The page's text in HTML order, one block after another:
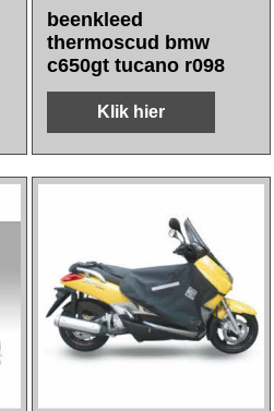
beenkleed
thermoscud bmw
c650gt tucano r098
Klik hier